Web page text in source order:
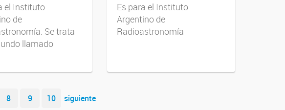
el Instituto
de
Se trata
llamado
Es para el Instituto
Argentino de
Radioastronomía
8 9 10 siguiente